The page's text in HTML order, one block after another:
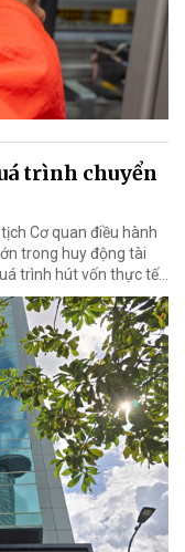
trình chuyển
Cơ quan điều hành
trong huy động tài
trình hút vốn thực tế...